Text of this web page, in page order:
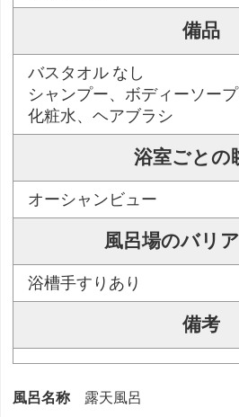
備品
バスタオル なし
シャンプー、ボディーソー
化粧水、ヘアブラシ
浴室ごとの
オーシャンビュー
風呂場のバリ
浴槽手すりあり
備考
風呂名称 露天風呂